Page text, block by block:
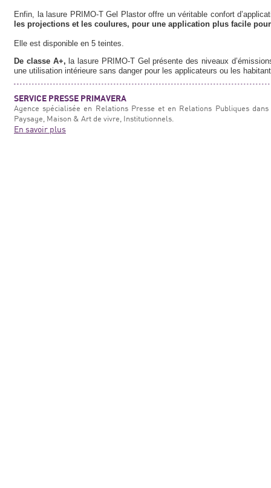
Enfin, la lasure PRIMO-T Gel Plastor offre un véritable confort
les projections et les coulures, pour une application plus facile
Elle est disponible en 5 teintes.
De classe A+, la lasure PRIMO-T Gel présente des niveaux
une utilisation intérieure sans danger pour les applicateurs ou les
SERVICE PRESSE PRIMAVERA
Agence spécialisée en Relations Presse et en Relations Publiques
Paysage, Maison & Art de vivre, Institutionnels.
En savoir plus